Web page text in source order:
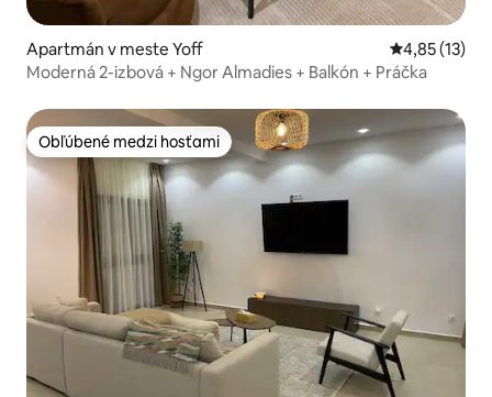
Apartmán v meste Yoff Priemerné
4,85 (13)
Moderná 2-izbová + Ngor Almadies + Balkón + Práčka
Obľúbené medzi hosťami
Obľúbené medzi hosťami